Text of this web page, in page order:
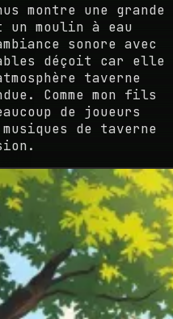
montre une grande
moulin à eau
sonore avec
déçoit car elle
taverne
Comme mon fils
de joueurs
de taverne